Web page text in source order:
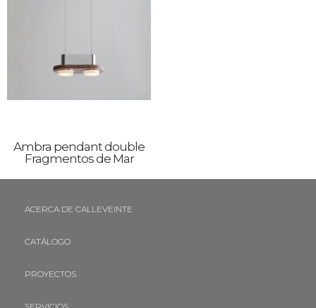
Ambra pendant double
Fragmentos de Mar
ACERCA DE CALLEVEINTE
CATÁLOGO
PROYECTOS